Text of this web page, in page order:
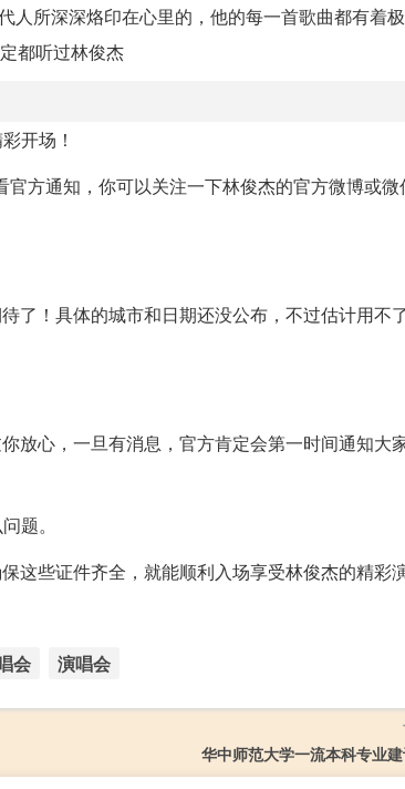
人所深深烙印在心里的，他的每一首歌曲都有着
都听过林俊杰
开场！
方通知，你可以关注一下林俊杰的官方微博或微
了！具体的城市和日期还没公布，不过估计用不
放心，一旦有消息，官方肯定会第一时间通知大
题。
这些证件齐全，就能顺利入场享受林俊杰的精彩
会 演唱会
华中师范大学一流本科专业